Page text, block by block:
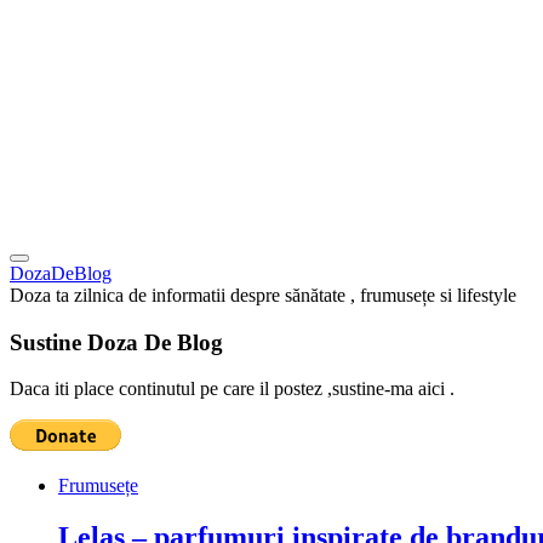
DozaDeBlog
Doza ta zilnica de informatii despre sănătate , frumusețe si lifestyle
Sustine Doza De Blog
Daca iti place continutul pe care il postez ,sustine-ma aici .
Frumusețe